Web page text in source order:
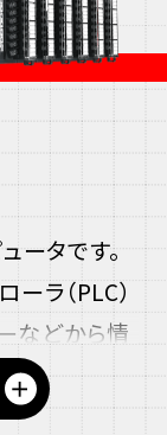
か
い
し
ま
す
ータです。
ーラ（PLC）
などから情
プログラム
いった指示
＋